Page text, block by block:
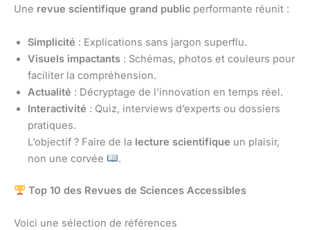
Une revue scientifique grand public performante réunit :
Simplicité : Explications sans jargon superflu.
Visuels impactants : Schémas, photos et couleurs pour
faciliter la compréhension.
Actualité : Décryptage de l’innovation en temps réel.
Interactivité : Quiz, interviews d’experts ou dossiers
pratiques.
L’objectif ? Faire de la lecture scientifique un plaisir,
non une corvée
.
Top 10 des Revues de Sciences Accessibles
Voici une sélection de références